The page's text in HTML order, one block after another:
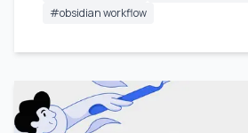
#obsidian workflow